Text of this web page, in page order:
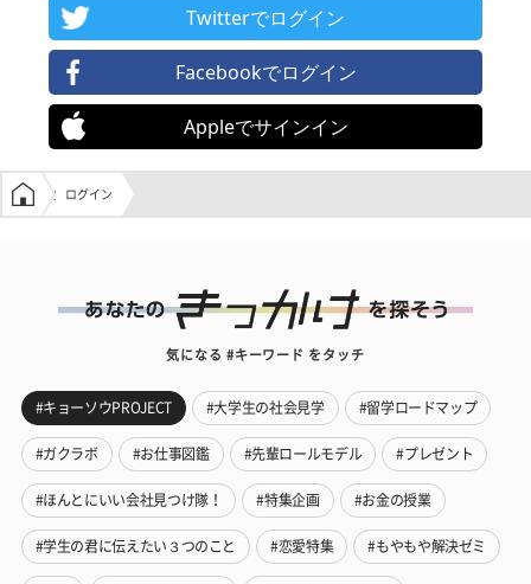
Twitterでログイン
Facebookでログイン
Appleでサインイン
学生の窓口トップ
ログイン
気になる #キーワード をタッチ
#キョーソウPROJECT #大学生の社会見学 #留学ロードマップ
#ガクラボ #お仕事図鑑 #先輩ロールモデル #プレゼント
#ほんとにいい会社見つけ隊！ #特集企画 #お金の授業
#学生の君に伝えたい３つのこと #恋愛特集 #もやもや解決ゼミ